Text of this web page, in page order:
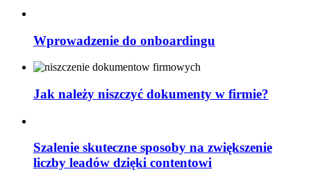
Wprowadzenie do onboardingu
Jak należy niszczyć dokumenty w firmie?
Szalenie skuteczne sposoby na zwiększenie
liczby leadów dzięki contentowi